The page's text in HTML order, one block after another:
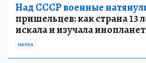
Над СССР военные
пришельцев: как страна 13
искала и изучала
НАУКА